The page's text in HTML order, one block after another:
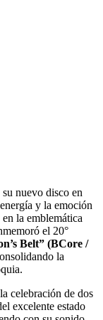
nuevo disco en
y la emoción
la emblemática
el 20°
Belt” (BCore /
la
celebración de dos
excelente estado